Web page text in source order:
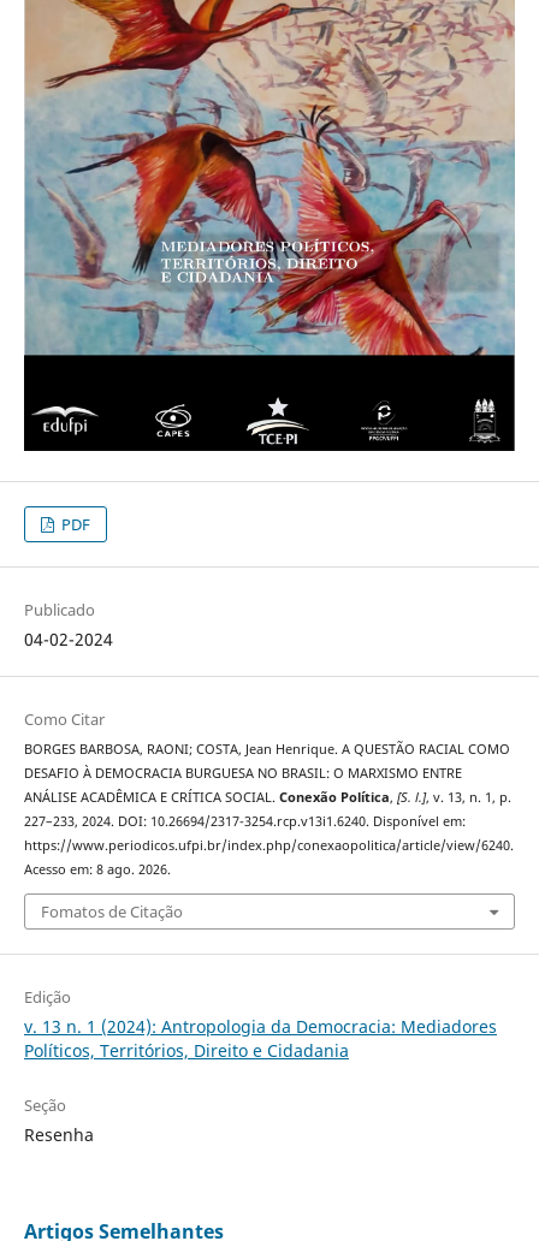
PDF
Publicado
04-02-2024
Como Citar
BORGES BARBOSA, RAONI; COSTA, Jean Henrique. A QUESTÃO RACIAL COMO
DESAFIO À DEMOCRACIA BURGUESA NO BRASIL: O MARXISMO ENTRE
ANÁLISE ACADÊMICA E CRÍTICA SOCIAL. Conexão Política, [S. l.], v. 13, n. 1, p.
227–233, 2024. DOI: 10.26694/2317-3254.rcp.v13i1.6240. Disponível em:
https://www.periodicos.ufpi.br/index.php/conexaopolitica/article/view/6240.
Acesso em: 8 ago. 2026.
Fomatos de Citação
Edição
v. 13 n. 1 (2024): Antropologia da Democracia: Mediadores
Políticos, Territórios, Direito e Cidadania
Seção
Resenha
Artigos Semelhantes